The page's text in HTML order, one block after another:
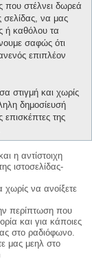
που στέλνει δωρεά
σελίδας, να μας
ή καθόλου τα
σαφώς ότι
επιπλέον
στιγμή και χωρίς
δημοσίευσή
της
η αντίστοιχη
ιστοσελίδας-
χωρίς να ανοίξετε
περίπτωση που
και για κάποιες
στο ραδιόφωνο.
μας μεηλ στο